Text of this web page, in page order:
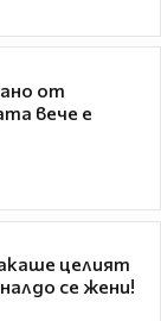
от
вече е
целият
се жени!